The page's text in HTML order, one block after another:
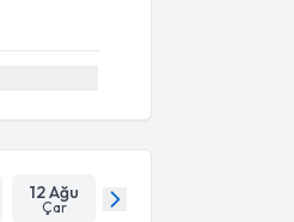
12 Ağu
Çar